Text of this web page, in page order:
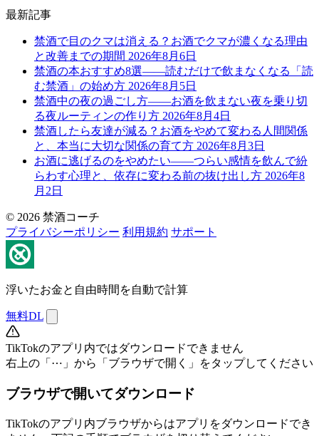
最新記事
禁酒で目のクマは消える？お酒でクマが濃くなる理由
と改善までの期間 2026年8月6日
禁酒の本おすすめ8選——読むだけで飲まなくなる「読
む禁酒」の始め方 2026年8月5日
禁酒中の夜の過ごし方——お酒を飲まない夜を乗り切
る夜ルーティンの作り方 2026年8月4日
禁酒したら友達が減る？お酒をやめて変わる人間関係
と、本当に大切な関係の育て方 2026年8月3日
お酒に逃げるのをやめたい——つらい感情を飲んで紛
らわす心理と、依存に変わる前の抜け出し方 2026年8
月2日
© 2026 禁酒コーチ
プライバシーポリシー 利用規約 サポート
浮いたお金と自由時間を自動で計算
無料DL
TikTokのアプリ内ではダウンロードできません
右上の「⋯」から「ブラウザで開く」をタップしてください
ブラウザで開いてダウンロード
TikTokのアプリ内ブラウザからはアプリをダウンロードでき